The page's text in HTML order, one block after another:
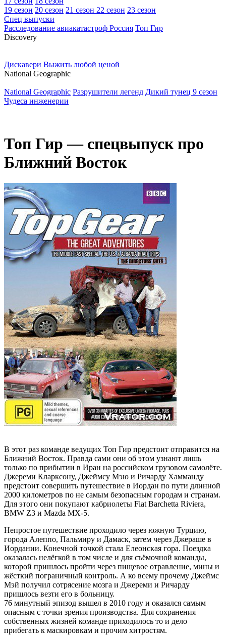
19 сезон 20 сезон 21 сезон 22 сезон 23 сезон
Спец выпуски
Расследование авиакатастроф Россия Топ Гир
Discovery
Дискавери Выжить любой ценой
National Geographic
National Geographic Разрушители легенд Дикий тунец 9 сезон
Чудеса инженерии
Топ Гир — спецвыпуск про
Ближний Восток
В этот раз команде ведущих Топ Гир предстоит отправится на
Ближний Восток. Правда сами они об этом узнают лишь
только по прибытии в Иран на российском грузовом самолёте.
Джереми Кларксону, Джеймсу Мэю и Ричарду Хамманду
предстоит совершить путешествие в Иордан по пути длинной
2000 километров по не самым безопасным городам и странам.
Для этого они покупают кабриолеты Fiat Barchetta Riviera,
BMW Z3 и Mazda MX-5.
Непростое путешествие проходило через южную Турцию,
города Алеппо, Пальмиру и Дамаск, затем через Джераше в
Иордании. Конечной точкой стала Елеонская гора. Поездка
оказалась нелёгкой в том числе и для съёмочной команды,
которой пришлось пройти через пищевое отравление, мины и
жёсткий пограничный контроль. А ко всему прочему Джеймс
Мэй получил сотрясение мозга и Джереми и Ричарду
пришлось везти его в больницу.
76 минутный эпизод вышел в 2010 году и оказался самым
опасным с точки зрения производства. Для сохранения
собственных жизней команде приходилось то и дело
прибегать к маскировкам и прочим хитростям.